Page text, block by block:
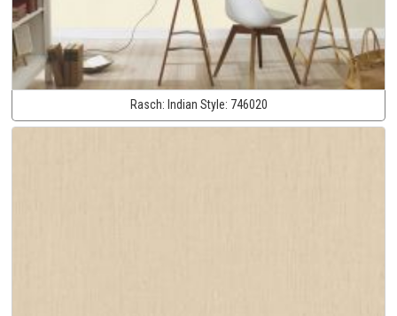
Rasch: Indian Style: 746020